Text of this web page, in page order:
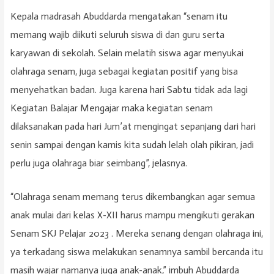
Kepala madrasah Abuddarda mengatakan “senam itu
memang wajib diikuti seluruh siswa di dan guru serta
karyawan di sekolah. Selain melatih siswa agar menyukai
olahraga senam, juga sebagai kegiatan positif yang bisa
menyehatkan badan. Juga karena hari Sabtu tidak ada lagi
Kegiatan Balajar Mengajar maka kegiatan senam
dilaksanakan pada hari Jum’at mengingat sepanjang dari hari
senin sampai dengan kamis kita sudah lelah olah pikiran, jadi
perlu juga olahraga biar seimbang”, jelasnya.
“Olahraga senam memang terus dikembangkan agar semua
anak mulai dari kelas X-XII harus mampu mengikuti gerakan
Senam SKJ Pelajar 2023 . Mereka senang dengan olahraga ini,
ya terkadang siswa melakukan senamnya sambil bercanda itu
masih wajar namanya juga anak-anak,” imbuh Abuddarda